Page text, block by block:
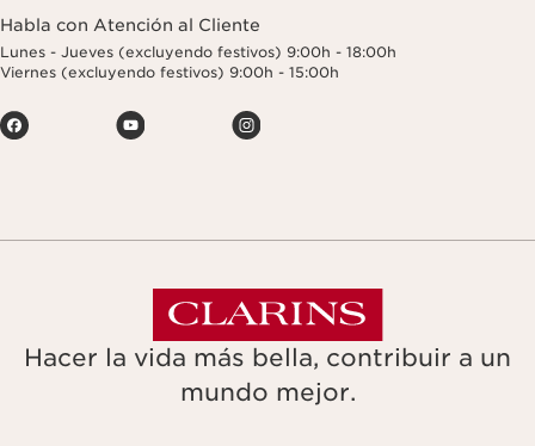
Habla con Atención al Cliente
Lunes - Jueves (excluyendo festivos) 9:00h - 18:00h
Viernes (excluyendo festivos) 9:00h - 15:00h
Hacer la vida más bella, contribuir a un
mundo mejor.